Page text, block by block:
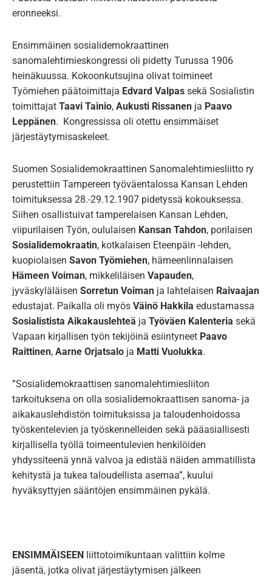
eronneeksi.
Ensimmäinen sosialidemokraattinen
sanomalehtimieskongressi oli pidetty Turussa 1906
heinäkuussa. Kokoonkutsujina olivat toimineet
Työmiehen päätoimittaja Edvard Valpas sekä Sosialistin
toimittajat Taavi Tainio, Aukusti Rissanen ja Paavo
Leppänen. Kongressissa oli otettu ensimmäiset
järjestäytymisaskeleet.
Suomen Sosialidemokraattinen Sanomalehtimiesliitto ry
perustettiin Tampereen työväentalossa Kansan Lehden
toimituksessa 28.-29.12.1907 pidetyssä kokouksessa.
Siihen osallistuivat tamperelaisen Kansan Lehden,
viipurilaisen Työn, oululaisen Kansan Tahdon, porilaisen
Sosialidemokraatin, kotkalaisen Eteenpäin -lehden,
kuopiolaisen Savon Työmiehen, hämeenlinnalaisen
Hämeen Voiman, mikkeliläisen Vapauden,
jyväskyläläisen Sorretun Voiman ja lahtelaisen Raivaajan
edustajat. Paikalla oli myös Väinö Hakkila edustamassa
Sosialistista Aikakauslehteä ja Työväen Kalenteria sekä
Vapaan kirjallisen työn tekijöinä esiintyneet Paavo
Raittinen, Aarne Orjatsalo ja Matti Vuolukka.
”Sosialidemokraattisen sanomalehtimiesliiton
tarkoituksena on olla sosialidemokraattisen sanoma- ja
aikakauslehdistön toimituksissa ja taloudenhoidossa
työskentelevien ja työskennelleiden sekä pääasiallisesti
kirjallisella työllä toimeentulevien henkilöiden
yhdyssiteenä ynnä valvoa ja edistää näiden ammatillista
kehitystä ja tukea taloudellista asemaa”, kuului
hyväksyttyjen sääntöjen ensimmäinen pykälä.
ENSIMMÄISEEN
liittotoimikuntaan valittiin kolme
jäsentä, jotka olivat järjestäytymisen jälkeen